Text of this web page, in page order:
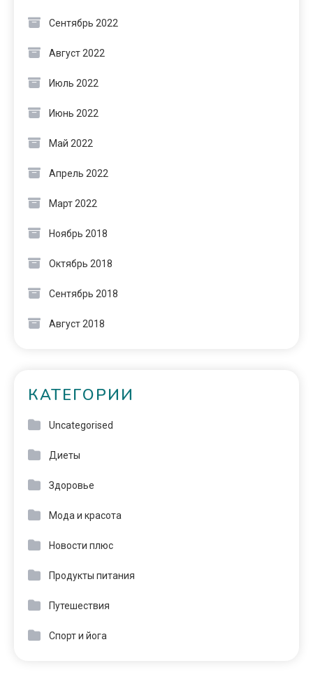
Сентябрь 2022
Август 2022
Июль 2022
Июнь 2022
Май 2022
Апрель 2022
Март 2022
Ноябрь 2018
Октябрь 2018
Сентябрь 2018
Август 2018
КАТЕГОРИИ
Uncategorised
Диеты
Здоровье
Мода и красота
Новости плюс
Продукты питания
Путешествия
Спорт и йога